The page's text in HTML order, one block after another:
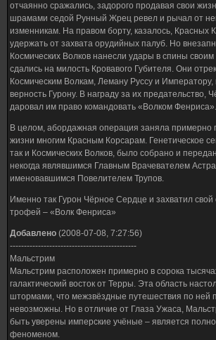
отчаянно сражались, задорого продавая свои
шрамами седой Рунный Жрец ревел и рычал от
изменникам. На правом борту, казалось, Красных
удержать от захвата орудийных палуб. Но
Космических Волков нанесли удары в спины своим
сдались на милость Кровавого Губителя. Они
Космическим Волкам, Леману Руссу и Императору,
верность Гурону. В награду за их предательство,
даровал им право командовать «Волком Фенриса».
В целом, абордажная операция заняла примерно
жизни многим Красным Корсарам. Генетическое
так и Космических Волков, было собрано и
некогда являвшимся Главным Врачевателем
именовавшимся Повелителем Трупов.
Именно так Гурон Чёрное Сердце и захватил
трофей – «Волк Фенриса»
Добавлено (2008-07-08, 7:27:56)
---------------------------------------------
Мальстрим
Мальстрим расположен примерно в сорока
галактический восток от Терры. Эта область
штормами, что межзвёздные путешествия по ней
невозможны. Но в отличие от Глаза Ужаса,
быть уверены имперские учёные – является
феноменом.